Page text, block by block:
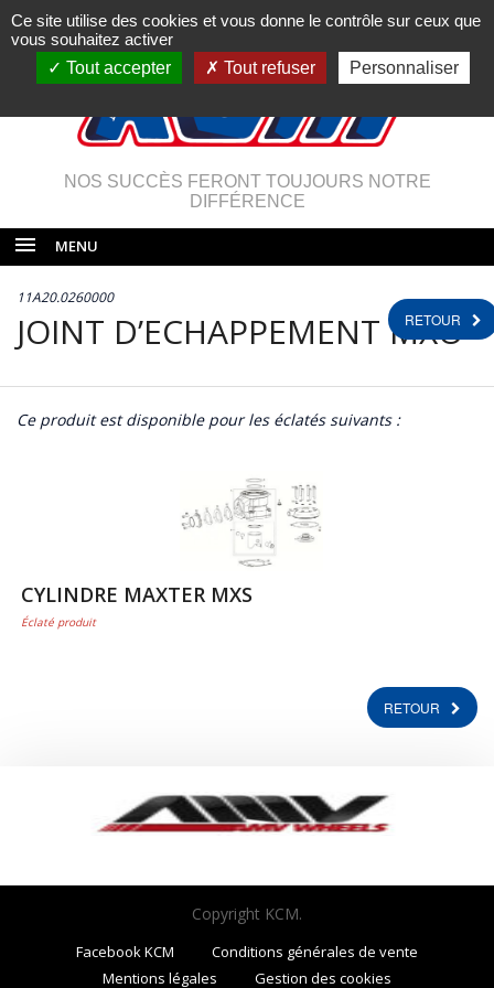
NOS SUCCÈS FERONT TOUJOURS NOTRE
DIFFÉRENCE
MENU
RETOUR
11A20.0260000
JOINT D’ECHAPPEMENT MXO
Ce produit est disponible pour les éclatés suivants :
CYLINDRE MAXTER MXS
Éclaté produit
RETOUR
Copyright KCM.
Facebook KCM
Conditions générales de vente
Mentions légales
Gestion des cookies
Ce site utilise des cookies et vous donne le contrôle sur ceux que
vous souhaitez activer
Tout accepter
Tout refuser Personnaliser